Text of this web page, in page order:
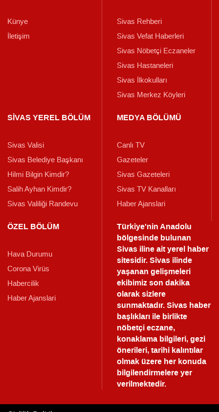
Künye
İletişim
Sivas Rehberi
Sivas Vefat Haberleri
Sivas Nöbetçi Eczaneler
Sivas Hastaneleri
Sivas İlkokulları
Sivas Merkez Köyleri
SİVAS YEREL BÖLÜM
Sivas Valisi
Sivas Belediye Başkanı
Hilmi Bilgin Kimdir?
Salih Ayhan Kimdir?
Sivas Valiliği Randevu
MEDYA BÖLÜMÜ
Canlı TV
Gazeteler
Sivas Gazeteleri
Sivas TV Kanalları
Haber Ajanslari
ÖZEL BÖLÜM
Hava Durumu
Corona Virüs
Habercilik
Haber Ajanslari
Türkiye'nin Anadolu
bölgesinde bulunan
Sivas iline ait yerel haber
sitesidir. Sivas ilinde
yaşanan gelişmeleri
ekibimiz son dakika
olarak sizlere
sunmaktadır.Sivas haber
başlıkları ile birlikte
nöbetçi eczane,
konaklama bilgileri, gezi
önerileri, tarihi kalıntılar
olmak üzere her konuda
bilgilendirmelere yer
verilmektedir.